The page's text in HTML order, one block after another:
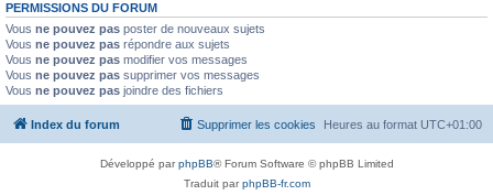
PERMISSIONS DU FORUM
Vous ne pouvez pas poster de nouveaux sujets
Vous ne pouvez pas répondre aux sujets
Vous ne pouvez pas modifier vos messages
Vous ne pouvez pas supprimer vos messages
Vous ne pouvez pas joindre des fichiers
Index du forum Heures au format UTC+01:00
Supprimer les cookies
Développé parphpBB® Forum Software © phpBB Limited
Traduit parphpBB-fr.com